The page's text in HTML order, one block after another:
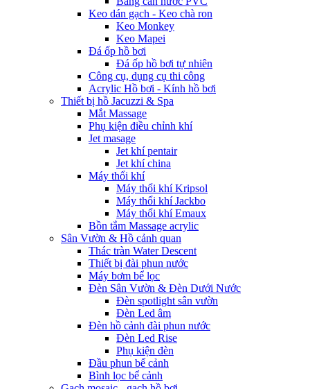
Keo dán gạch - Keo chà ron
Keo Monkey
Keo Mapei
Đá ốp hồ bơi
Đá ốp hồ bơi tự nhiên
Công cụ, dụng cụ thi công
Acrylic Hồ bơi - Kính hồ bơi
Thiết bị hồ Jacuzzi & Spa
Mắt Massage
Phụ kiện điều chỉnh khí
Jet masage
Jet khí pentair
Jet khí china
Máy thổi khí
Máy thổi khí Kripsol
Máy thổi khí Jackbo
Máy thổi khí Emaux
Bồn tắm Massage acrylic
Sân Vườn & Hồ cảnh quan
Thác tràn Water Descent
Thiết bị đài phun nước
Máy bơm bể lọc
Đèn Sân Vườn & Đèn Dưới Nước
Đèn spotlight sân vườn
Đèn Led âm
Đèn hồ cảnh đài phun nước
Đèn Led Rise
Phụ kiện đèn
Đầu phun bể cảnh
Bình lọc bể cảnh